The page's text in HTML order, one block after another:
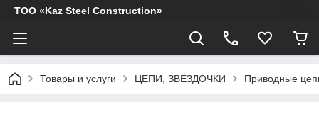
ТОО «Kaz Steel Construction»
Товары и услуги ЦЕПИ, ЗВЁЗДОЧКИ Приводные